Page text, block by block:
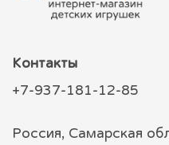
Контакты
+7-937-181-12-85
Россия, Самарская